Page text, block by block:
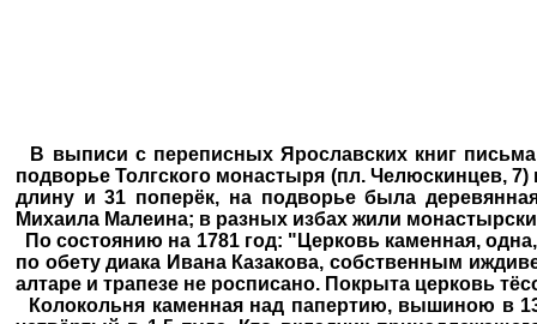
В выписи с переписных Ярославских книг
подворье Толгского монастыря (пл. Челюскинцев,
длину и 31 поперёк, на подворье была
Михаила Малеина; в разных избах жили
По состоянию на 1781 год: "Церковь каменная,
по обету диака Ивана Казакова, собственным
алтаре и трапезе не росписано. Покрыта церковь
Колокольня каменная над папертию, вышиною в